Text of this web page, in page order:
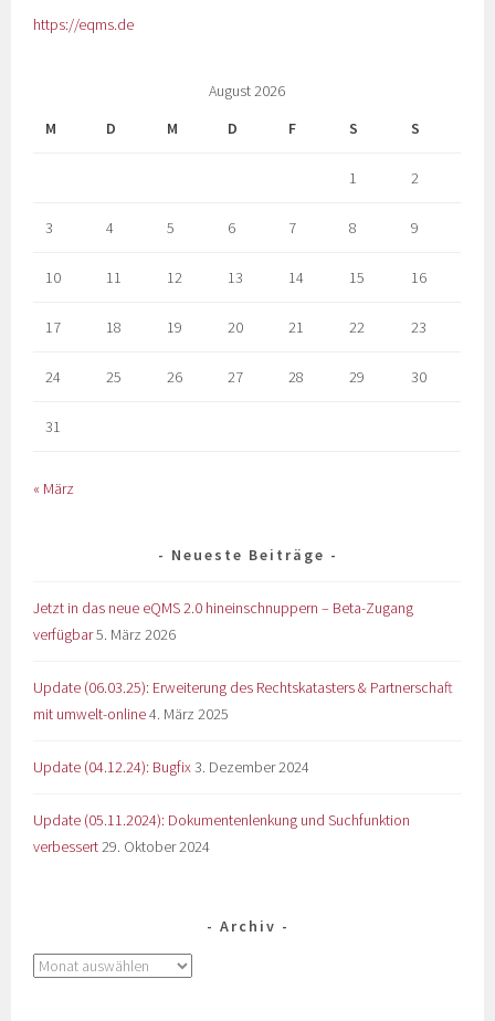
https://eqms.de
August 2026
M
D M D F S S
1 2
3 4 5 6 7 8 9
10 11 12 13 14 15 16
17 18 19 20 21 22 23
24 25 26 27 28 29 30
31
« März
Neueste Beiträge
Jetzt in das neue eQMS 2.0 hineinschnuppern – Beta-Zugang
verfügbar5. März 2026
Update (06.03.25): Erweiterung des Rechtskatasters & Partnerschaft
mit umwelt-online4. März 2025
Update (04.12.24): Bugfix3. Dezember 2024
Update (05.11.2024): Dokumentenlenkung und Suchfunktion
verbessert29. Oktober 2024
Archiv